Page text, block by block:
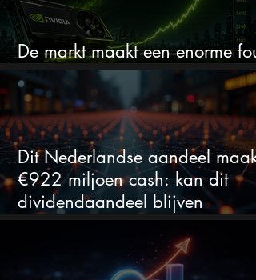
De markt maakt een enorme fout
Dit Nederlandse aandeel maakt
€922 miljoen cash: kan dit
dividendaandeel blijven
verhogen?